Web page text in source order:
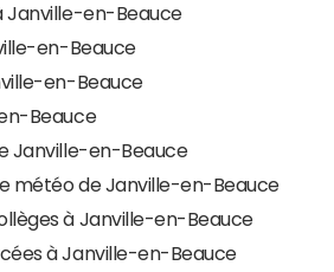
Janville-en-Beauce
en-Beauce
en-Beauce
Beauce
Janville-en-Beauce
météo de Janville-en-Beauce
à Janville-en-Beauce
à Janville-en-Beauce